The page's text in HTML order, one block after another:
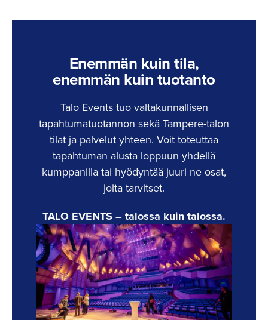
Enemmän kuin tila,
enemmän kuin tuotanto
Talo Events tuo valtakunnallisen
tapahtumatuotannon sekä Tampere-talon
tilat ja palvelut yhteen. Voit toteuttaa
tapahtuman alusta loppuun yhdellä
kumppanilla tai hyödyntää juuri ne osat,
joita tarvitset.
TALO EVENTS – talossa kuin talossa.